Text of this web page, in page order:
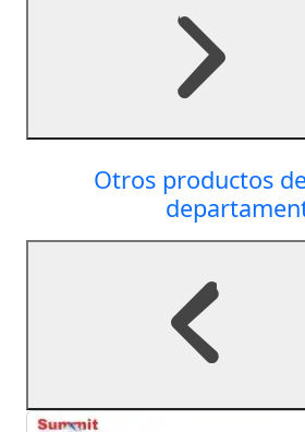
Otros productos